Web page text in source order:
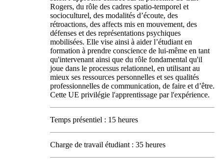
Rogers, du rôle des cadres spatio-temporel et
socioculturel, des modalités d’écoute, des
rétroactions, des affects mis en mouvement, des
défenses et des représentations psychiques
mobilisées. Elle vise ainsi à aider l’étudiant en
formation à prendre conscience de lui-même en tant
qu'intervenant ainsi que du rôle fondamental qu'il
joue dans le processus relationnel, en utilisant au
mieux ses ressources personnelles et ses qualités
professionnelles de communication, de faire et d’être.
Cette UE privilégie l'apprentissage par l'expérience.
Temps présentiel : 15 heures
Charge de travail étudiant : 35 heures